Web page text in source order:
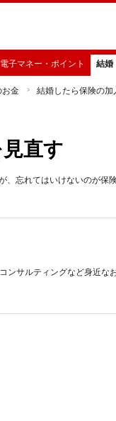
子マネー・ポイント 結婚
お金 結婚したら保険の加
直す
忘れてはいけないのが保
サルティングなど身近な